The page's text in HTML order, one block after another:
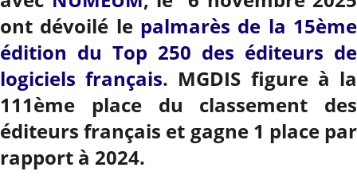
ont dévoilé le palmarès de la 15ème
édition du Top 250 des éditeurs de
logiciels français. MGDIS figure à la
111ème place du classement des
éditeurs français et gagne 1 place par
rapport à 2024.